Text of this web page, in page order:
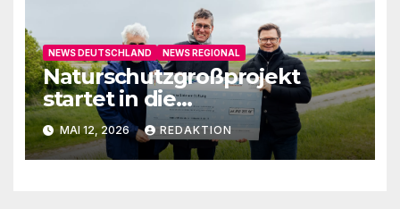
NEWS DEUTSCHLAND NEWS REGIONAL
Naturschutzgroßprojekt
startet in die
Umsetzungsphase
MAI 12, 2026 REDAKTION